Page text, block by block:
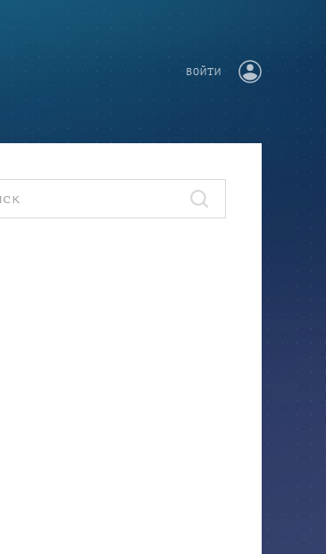
ВОЙТИ